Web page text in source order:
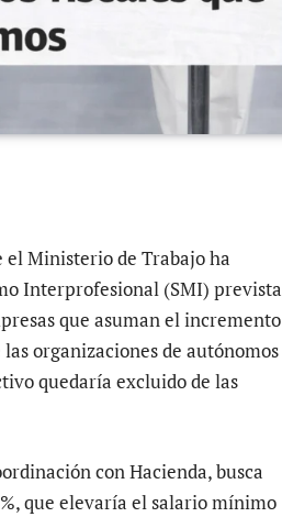
el Ministerio de Trabajo ha
Interprofesional (SMI) prevista
que asuman el incremento
organizaciones de autónomos
quedaría excluido de las
con Hacienda, busca
que elevaría el salario mínimo